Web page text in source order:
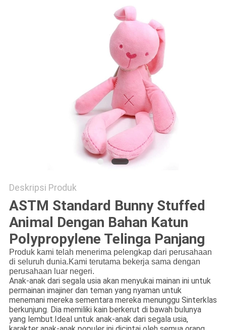
Deskripsi Produk
ASTM Standard Bunny Stuffed
Animal Dengan Bahan Katun
Polypropylene Telinga Panjang
Produk kami telah menerima pelengkap dari perusahaan
di seluruh dunia.Kami terutama bekerja sama dengan
perusahaan luar negeri.
Anak-anak dari segala usia akan menyukai mainan ini untuk
permainan imajiner dan teman yang nyaman untuk
menemani mereka sementara mereka menunggu Sinterklas
berkunjung. Dia memiliki kain berkerut di bawah bulunya
yang lembut.Ideal untuk anak-anak dari segala usia,